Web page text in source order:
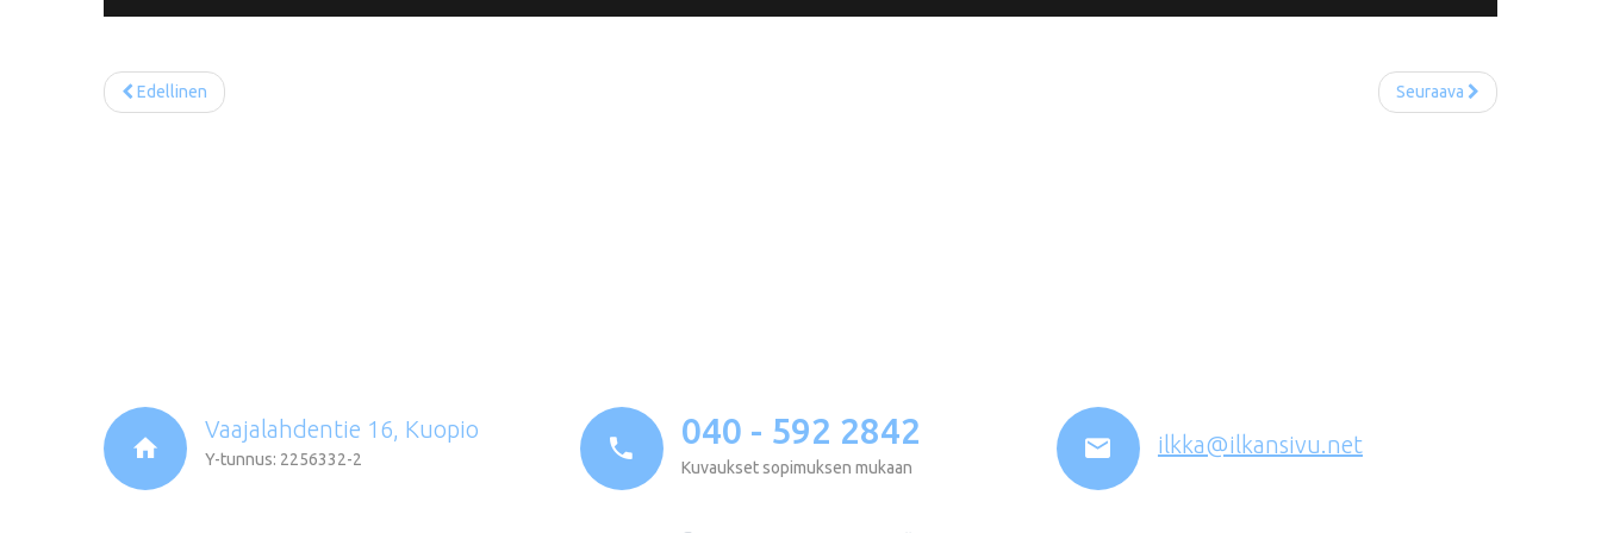
Edellinen Seuraava
Vaajalahdentie 16, Kuopio
Y-tunnus: 2256332-2
040 - 592 2842
Kuvaukset sopimuksen mukaan
ilkka@ilkansivu.net